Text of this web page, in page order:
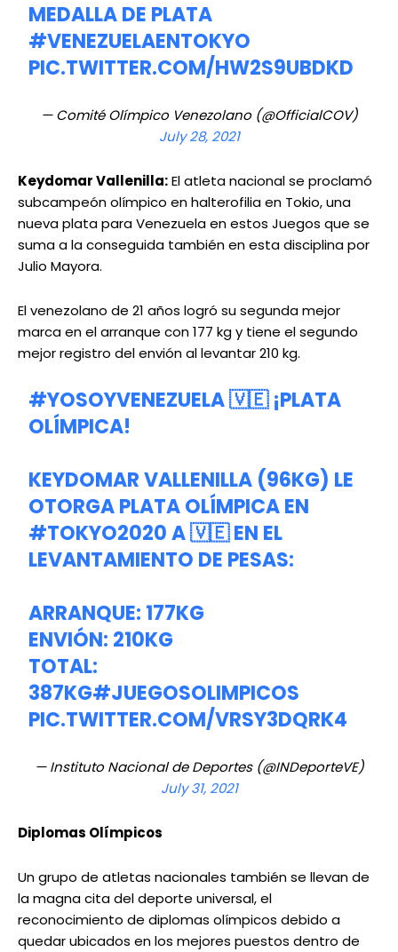
MEDALLA DE PLATA
#VENEZUELAENTOKYO
PIC.TWITTER.COM/HW2S9UBDKD
— Comité Olímpico Venezolano (@OfficialCOV)
July 28, 2021
Keydomar Vallenilla:El atleta nacional se proclamó
subcampeón olímpico en halterofilia en Tokio, una
nueva plata para Venezuela en estos Juegos que se
suma a la conseguida también en esta disciplina por
Julio Mayora.
El venezolano de 21 años logró su segunda mejor
marca en el arranque con 177 kg y tiene el segundo
mejor registro del envión al levantar 210 kg.
#YOSOYVENEZUELA🇻🇪 ¡PLATA
OLÍMPICA!
KEYDOMAR VALLENILLA (96KG) LE
OTORGA PLATA OLÍMPICA EN
#TOKYO2020A 🇻🇪 EN EL
LEVANTAMIENTO DE PESAS:
ARRANQUE: 177KG
ENVIÓN: 210KG
TOTAL:
387KG#JUEGOSOLIMPICOS
PIC.TWITTER.COM/VRSY3DQRK4
— Instituto Nacional de Deportes (@INDeporteVE)
July 31, 2021
Diplomas Olímpicos
Un grupo de atletas nacionales también se llevan de
la magna cita del deporte universal, el
reconocimiento de diplomas olímpicos debido a
quedar ubicados en los mejores puestos dentro de